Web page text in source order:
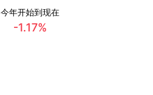
今年开始到现在
-1.17%